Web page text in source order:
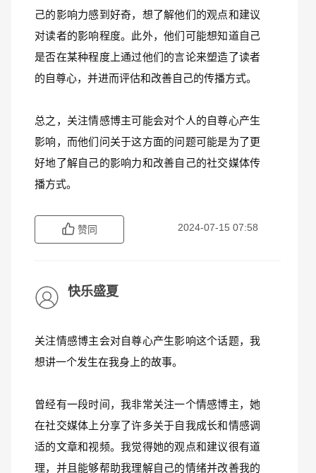
己的影响力感到好奇，想了解他们的观点和建议
对读者的影响程度。此外，他们可能想知道自己
是否在某种程度上通过他们的言论来塑造了读者
的自尊心，并进而评估和改善自己的传播方式。
总之，关注情感博主可能会对个人的自尊心产生
影响，而他们问关于这方面的问题可能是为了更
好地了解自己的影响力和改善自己的社交媒体传
播方式。
赞同 2024-07-15 07:58
快乐盛夏
关注情感博主会对自尊心产生影响这个话题，我
想讲一个发生在我身上的故事。
曾经有一段时间，我非常关注一个情感博主，她
在社交媒体上分享了许多关于自我成长和情感调
适的文章和视频。我觉得她的观点和建议很有道
理，并且能够帮助我理解自己的情绪并改善我的